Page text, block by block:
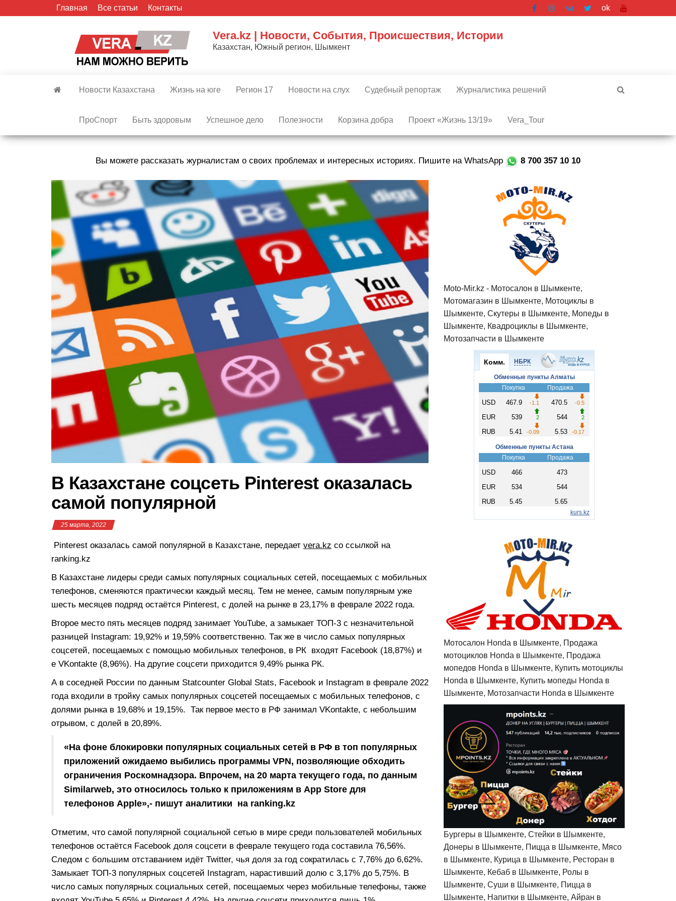
Главная Все статьи Контакты ok
Vera.kz | Новости, События, Происшествия, Истории
Казахстан, Южный регион, Шымкент
Новости Казахстана Жизнь на юге Регион 17 Новости на слух Судебный репортаж Журналистика решений
ПроСпорт Быть здоровым Успешное дело Полезности Корзина добра Проект «Жизнь 13/19» Vera_Tour
Вы можете рассказать журналистам о своих проблемах и интересных историях. Пишите на WhatsApp 8 700 357 10 10
В Казахстане соцсеть Pinterest оказалась
самой популярной
25 марта, 2022
Pinterest оказалась самой популярной в Казахстане, передает vera.kz со ссылкой на
ranking.kz
В Казахстане лидеры среди самых популярных социальных сетей, посещаемых с мобильных
телефонов, сменяются практически каждый месяц. Тем не менее, самым популярным уже
шесть месяцев подряд остаётся Pinterest, с долей на рынке в 23,17% в феврале 2022 года.
Второе место пять месяцев подряд занимает YouTube, а замыкает ТОП-3 с незначительной
разницей Instagram: 19,92% и 19,59% соответственно. Так же в число самых популярных
соцсетей, посещаемых с помощью мобильных телефонов, в РК входят Facebook (18,87%) и
е VKontakte (8,96%). На другие соцсети приходится 9,49% рынка РК.
А в соседней России по данным Statcounter Global Stats, Facebook и Instagram в феврале 2022
года входили в тройку самых популярных соцсетей посещаемых с мобильных телефонов, с
долями рынка в 19,68% и 19,15%. Так первое место в РФ занимал VKontakte, с небольшим
отрывом, с долей в 20,89%.
«На фоне блокировки популярных социальных сетей в РФ в топ популярных
приложений ожидаемо выбились программы VPN, позволяющие обходить
ограничения Роскомнадзора. Впрочем, на 20 марта текущего года, по данным
Similarweb, это относилось только к приложениям в App Store для
телефонов Apple»,- пишут аналитики на ranking.kz
Отметим, что самой популярной социальной сетью в мире среди пользователей мобильных
телефонов остаётся Facebook доля соцсети в феврале текущего года составила 76,56%.
Следом с большим отставанием идёт Twitter, чья доля за год сократилась с 7,76% до 6,62%.
Замыкает ТОП-3 популярных соцсетей Instagram, нарастивший долю с 3,17% до 5,75%. В
число самых популярных социальных сетей, посещаемых через мобильные телефоны, также
Moto-Mir.kz - Мотосалон в Шымкенте,
Мотомагазин в Шымкенте, Мотоциклы в
Шымкенте, Скутеры в Шымкенте, Мопеды в
Шымкенте, Квадроциклы в Шымкенте,
Мотозапчасти в Шымкенте
Мотосалон Honda в Шымкенте, Продажа
мотоциклов Honda в Шымкенте, Продажа
мопедов Honda в Шымкенте, Купить мотоциклы
Honda в Шымкенте, Купить мопеды Honda в
Шымкенте, Мотозапчасти Honda в Шымкенте
Бургеры в Шымкенте, Стейки в Шымкенте,
Донеры в Шымкенте, Пицца в Шымкенте, Мясо
в Шымкенте, Курица в Шымкенте, Ресторан в
Шымкенте, Кебаб в Шымкенте, Ролы в
Шымкенте, Суши в Шымкенте, Пицца в
Шымкенте, Напитки в Шымкенте, Айран в